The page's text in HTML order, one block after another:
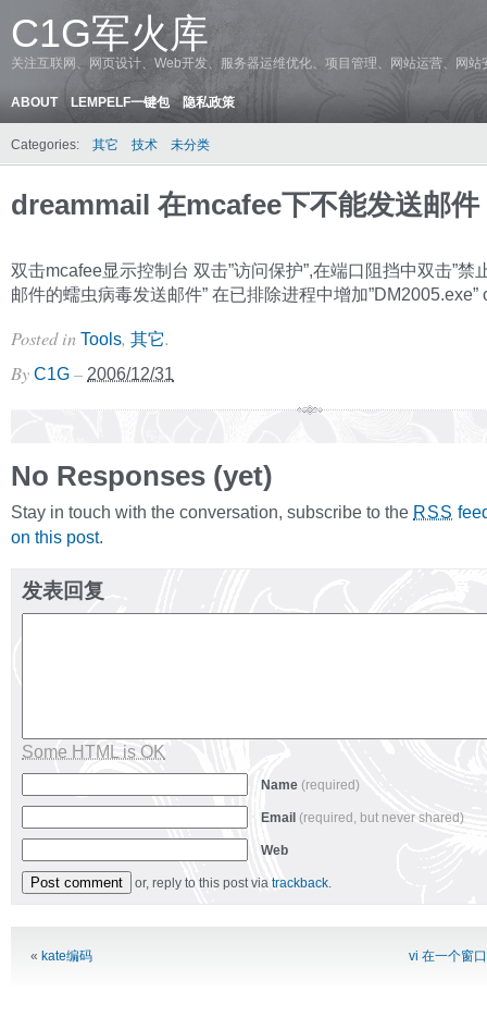
C1G军火库
关注互联网、网页设计、Web开发、服务器运维优化、项目管理、网站运营、网
ABOUT LEMPELF一键包 隐私政策
Categories: 其它 技术 未分类
dreammail 在mcafee下不能发送邮件
双击mcafee显示控制台 双击”访问保护”,在端口阻挡中双击”禁
邮件的蠕虫病毒发送邮件” 在已排除进程中增加”DM2005.exe”
Posted in Tools, 其它.
By C1G – 2006/12/31
No Responses (yet)
Stay in touch with the conversation, subscribe to the RSS
on this post.
发表回复
Some HTML is OK
Name (required)
Email (required, but never shared)
Web
or, reply to this post via trackback.
« kate编码 vi 在一个窗